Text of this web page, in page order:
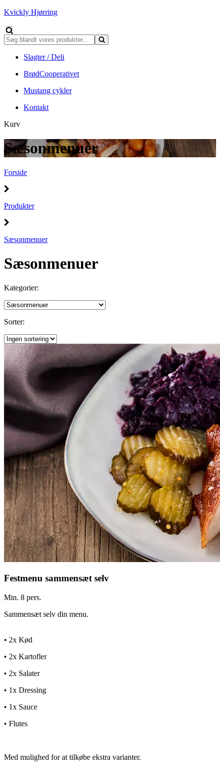
Kvickly Hjørring
Slagter / Deli
BrødCooperativet
Mustang cykler
Kontakt
Kurv
Sæsonmenuer
Forside
Produkter
Sæsonmenuer
Sæsonmenuer
Kategorier:
Sorter:
Festmenu sammensæt selv
Min. 8 pers.
Sammensæt selv din menu.
• 2x Kød
• 2x Kartofler
• 2x Salater
• 1x Dressing
• 1x Sauce
• Flutes
Med mulighed for at tilkøbe ekstra varianter.